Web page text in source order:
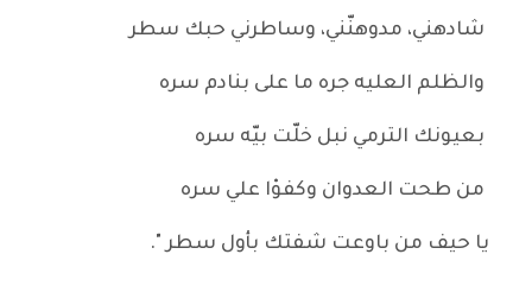
شادهني، مدوهنّني، وساطرني حبك سطر
والظلم العليه جره ما على بنادم سره
بعيونك الترمي نبل خلّت بيّه سره
من طحت العدوان وكفوْا علي سره
يا حيف من باوعت شفتك بأول سطر ".